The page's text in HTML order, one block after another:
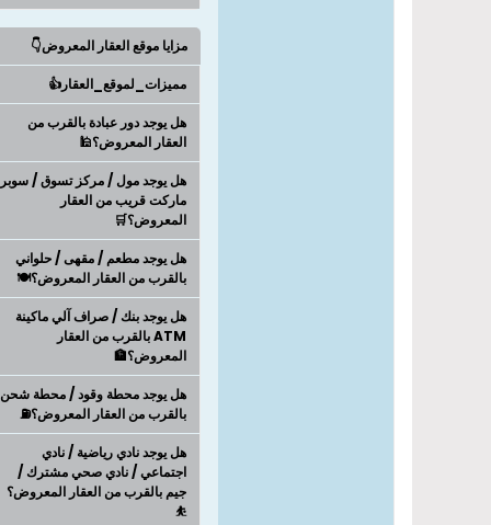
مزايا موقع العقار المعروض👇
مميزات_لموقع_العقار👍
هل يوجد دور عبادة بالقرب من
العقار المعروض؟🕌
هل يوجد مول / مركز تسوق / سوبر
ماركت قريب من العقار
المعروض؟🛒
هل يوجد مطعم / مقهى / حلواني
بالقرب من العقار المعروض؟🍽️
هل يوجد بنك / صراف آلي ماكينة
ATM بالقرب من العقار
المعروض؟🏦
هل يوجد محطة وقود / محطة شحن
بالقرب من العقار المعروض؟⛽
هل يوجد نادي رياضية / نادي
اجتماعي / نادي صحي مشترك /
جيم بالقرب من العقار المعروض؟
⛹